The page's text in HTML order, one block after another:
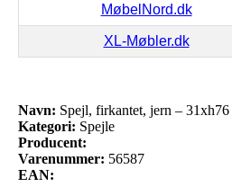
MøbelNord.dk
XL-Møbler.dk
Navn: Spejl, firkantet, jern – 31xh76
Kategori: Spejle
Producent:
Varenummer: 56587
EAN: